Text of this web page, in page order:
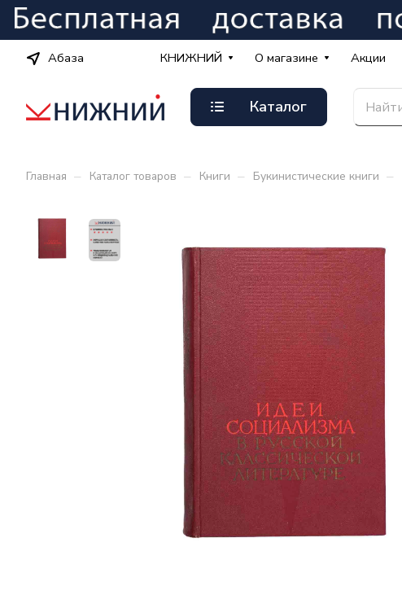
Абаза КНИЖНИЙ О магазине Акции
Каталог
Главная – Каталог товаров – Книги – Букинистические книги –